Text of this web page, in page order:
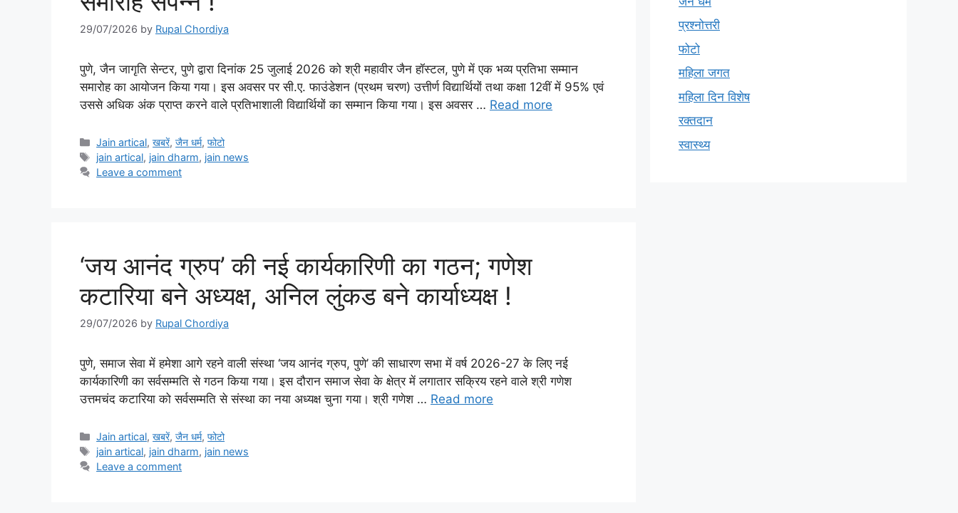
29/07/2026 by Rupal Chordiya
पुणे, जैन जागृति सेन्टर, पुणे द्वारा दिनांक 25 जुलाई 2026 को श्री महावीर जैन हॉस्टल, पुणे में एक भव्य प्रतिभा सम्मान
समारोह का आयोजन किया गया। इस अवसर पर सी.ए. फाउंडेशन (प्रथम चरण) उत्तीर्ण विद्यार्थियों तथा कक्षा 12वीं में 95% एवं
उससे अधिक अंक प्राप्त करने वाले प्रतिभाशाली विद्यार्थियों का सम्मान किया गया। इस अवसर … Read more
Categories
Jain artical,खबरें,जैन धर्म,फोटो
Tags
jain artical, jain dharm, jain news
Leave a comment
‘जय आनंद ग्रुप’ की नई कार्यकारिणी का गठन; गणेश
कटारिया बने अध्यक्ष, अनिल लुंकड बने कार्याध्यक्ष !
29/07/2026 by Rupal Chordiya
पुणे, समाज सेवा में हमेशा आगे रहने वाली संस्था ‘जय आनंद ग्रुप, पुणे’ की साधारण सभा में वर्ष 2026-27 के लिए नई
कार्यकारिणी का सर्वसम्मति से गठन किया गया। इस दौरान समाज सेवा के क्षेत्र में लगातार सक्रिय रहने वाले श्री गणेश
उत्तमचंद कटारिया को सर्वसम्मति से संस्था का नया अध्यक्ष चुना गया। श्री गणेश … Read more
Categories
Jain artical,खबरें,जैन धर्म,फोटो
Tags
jain artical, jain dharm, jain news
Leave a comment
प्रश्नोत्तरी
फोटो
महिला जगत
महिला दिन विशेष
रक्तदान
स्वास्थ्य